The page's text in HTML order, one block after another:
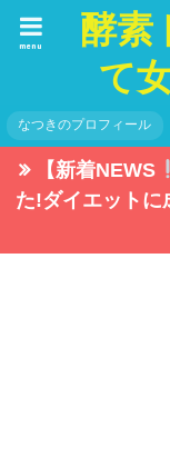
酵素
て
menu
なつきのプロフィール
【新着NEWS
た!ダイエットに